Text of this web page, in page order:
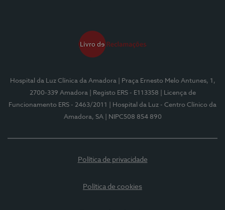
Hospital da Luz Clínica da Amadora
| Praça Ernesto Melo Antunes, 1,
2700-339 Amadora
| Registo ERS - E113358
| Licença de
Funcionamento ERS - 2463/2011
| Hospital da Luz - Centro Clínico da
Amadora, SA
| NIPC508 854 890
Política de privacidade
Política de cookies